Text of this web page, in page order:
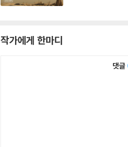
작가에게 한마디
댓글